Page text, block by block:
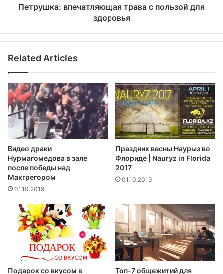
е
е
м
т
ю
щ
а
я
а
в
а
д
Петрушка: впечатляющая трава с пользой для
здоровья
Related Articles
Видео драки
Нурмагомедова в зале
после победы над
Макгрегором‍
01.10.2019
Праздник весны Наурыз во
Флориде | Nauryz in Florida
2017
01.10.2019
Подарок со вкусом в
Топ-7 общежитий для